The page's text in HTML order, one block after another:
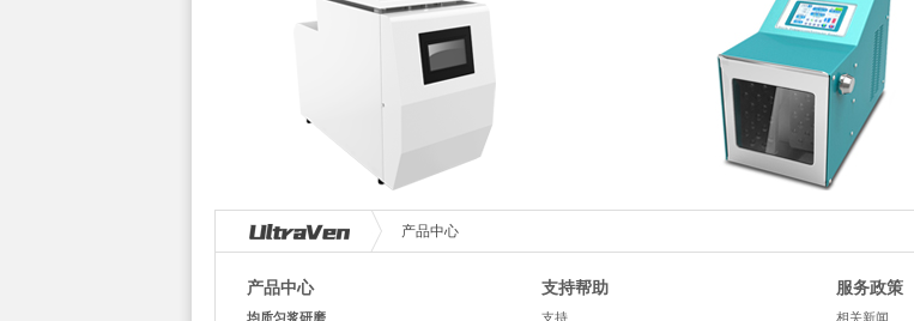
产品中心
产品中心
均质匀浆研磨
支持帮助
支持
服务政策
相关新闻